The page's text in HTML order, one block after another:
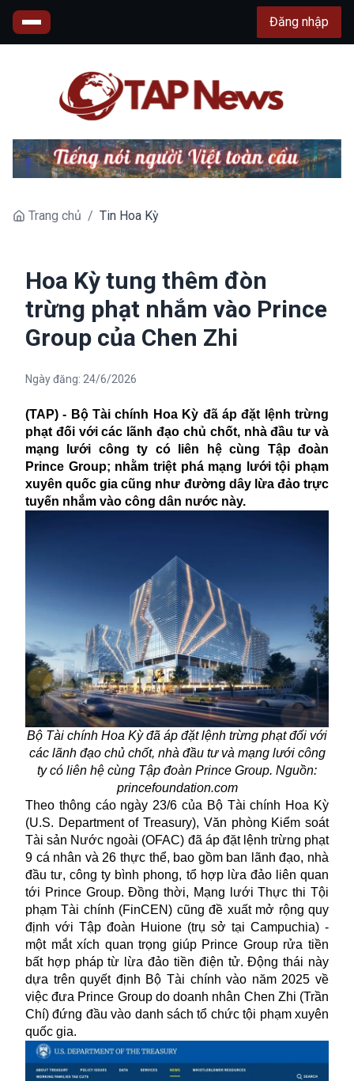
Đăng nhập
Trang chủ / Tin Hoa Kỳ
Hoa Kỳ tung thêm đòn
trừng phạt nhắm vào Prince
Group của Chen Zhi
Ngày đăng: 24/6/2026
(TAP) - Bộ Tài chính Hoa Kỳ đã áp đặt lệnh trừng
phạt đối với các lãnh đạo chủ chốt, nhà đầu tư và
mạng lưới công ty có liên hệ cùng Tập đoàn
Prince Group; nhằm triệt phá mạng lưới tội phạm
xuyên quốc gia cũng như đường dây lừa đảo trực
tuyến nhắm vào công dân nước này.
Bộ Tài chính Hoa Kỳ đã áp đặt lệnh trừng phạt đối với
các lãnh đạo chủ chốt, nhà đầu tư và mạng lưới công
ty có liên hệ cùng Tập đoàn Prince Group. Nguồn:
princefoundation.com
Theo thông cáo ngày 23/6 của Bộ Tài chính Hoa Kỳ
(U.S. Department of Treasury), Văn phòng Kiểm soát
Tài sản Nước ngoài (OFAC) đã áp đặt lệnh trừng phạt
9 cá nhân và 26 thực thể, bao gồm ban lãnh đạo, nhà
đầu tư, công ty bình phong, tổ hợp lừa đảo liên quan
tới Prince Group. Đồng thời, Mạng lưới Thực thi Tội
phạm Tài chính (FinCEN) cũng đề xuất mở rộng quy
định với Tập đoàn Huione (trụ sở tại Campuchia) -
một mắt xích quan trọng giúp Prince Group rửa tiền
bất hợp pháp từ lừa đảo tiền điện tử. Động thái này
dựa trên quyết định Bộ Tài chính vào năm 2025 về
việc đưa Prince Group do doanh nhân Chen Zhi (Trần
Chí) đứng đầu vào danh sách tổ chức tội phạm xuyên
quốc gia.